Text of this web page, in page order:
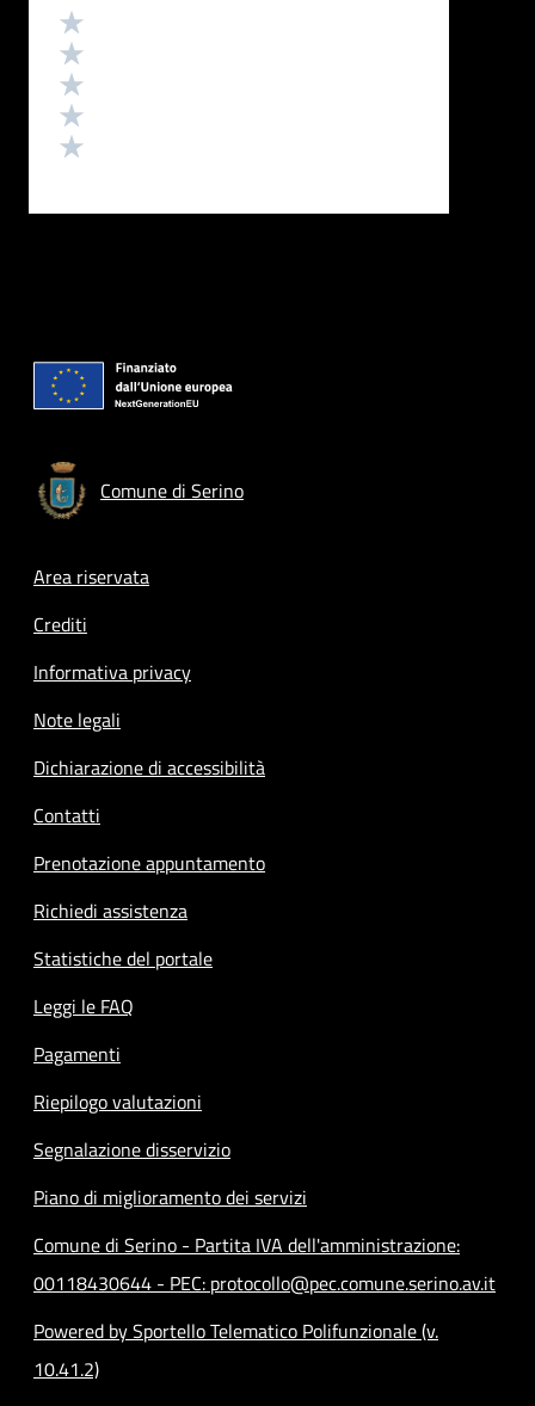
Valutazione
Comune di Serino
Footer menu
Area riservata
Crediti
Informativa privacy
Note legali
Dichiarazione di accessibilità
Contatti
Prenotazione appuntamento
Richiedi assistenza
Statistiche del portale
Leggi le FAQ
Pagamenti
Riepilogo valutazioni
Segnalazione disservizio
Piano di miglioramento dei servizi
Comune di Serino - Partita IVA dell'amministrazione:
00118430644 - PEC: protocollo@pec.comune.serino.av.it
Powered by Sportello Telematico Polifunzionale (v.
10.41.2)